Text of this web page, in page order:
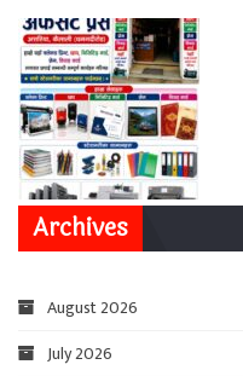
Archives
August 2026
July 2026